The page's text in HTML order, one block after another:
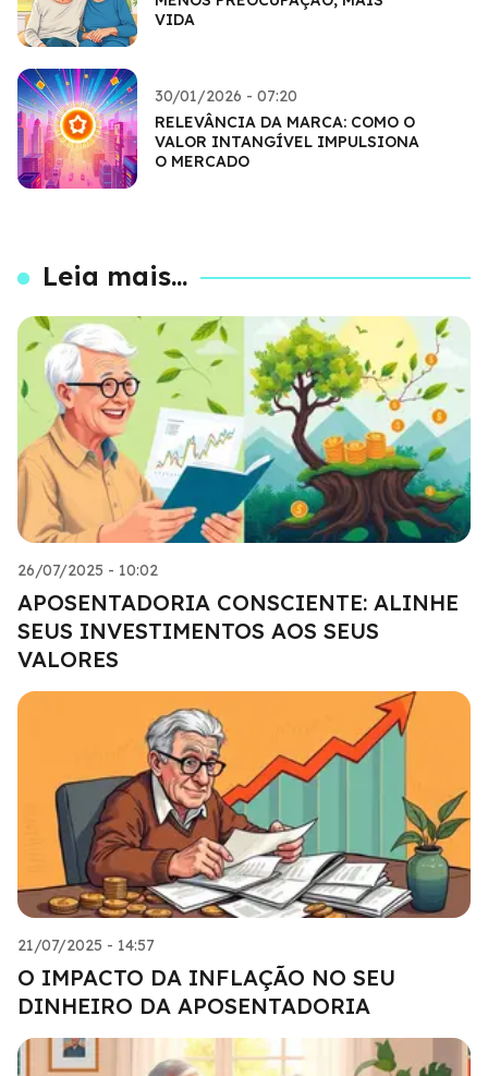
VIDA
30/01/2026 - 07:20
RELEVÂNCIA DA MARCA: COMO O
VALOR INTANGÍVEL IMPULSIONA
O MERCADO
Leia mais...
26/07/2025 - 10:02
APOSENTADORIA CONSCIENTE: ALINHE
SEUS INVESTIMENTOS AOS SEUS
VALORES
21/07/2025 - 14:57
O IMPACTO DA INFLAÇÃO NO SEU
DINHEIRO DA APOSENTADORIA